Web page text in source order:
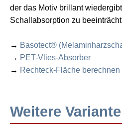
der das Motiv brillant
Schallabsorption zu
→ Basotect®
→ PET-Vlies-Absorber
→ Rechteck-Fläche berechnen
Weitere